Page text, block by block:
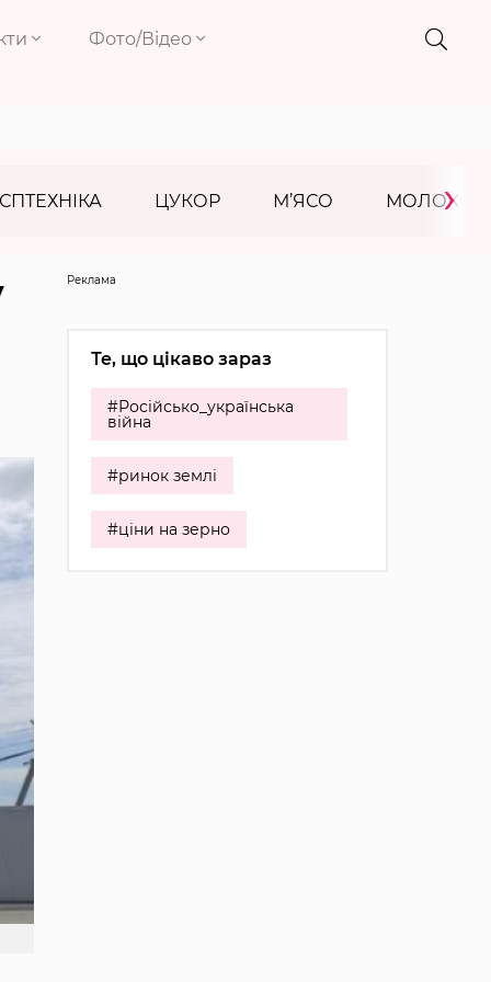
Фото/Відео
ЦУКОР М’ЯСО МОЛОКО
›
Реклама
Те, що цікаво зараз
#Російсько_українська
війна
#ринок землі
#ціни на зерно